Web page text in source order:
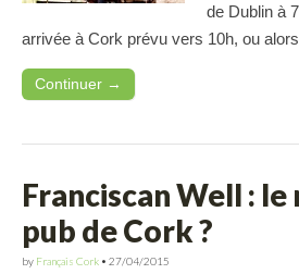
de Dublin à
arrivée à Cork prévu vers 10h, ou
Continuer →
Franciscan Well :
pub de Cork ?
by Français Cork • 27/04/2015